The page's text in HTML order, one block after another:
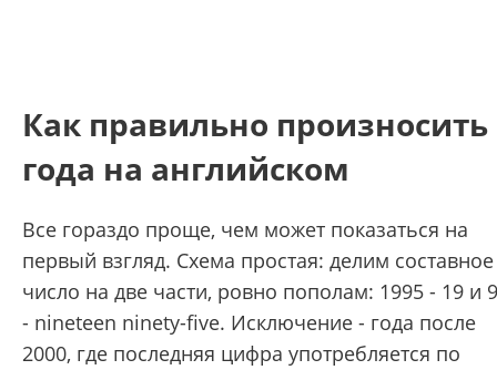
Как правильно произносить
года на английском
Все гораздо проще, чем может показаться на
первый взгляд. Схема простая: делим составное
число на две части, ровно пополам: 1995 - 19 и
- nineteen ninety-five. Исключение - года после
2000, где последняя цифра употребляется по